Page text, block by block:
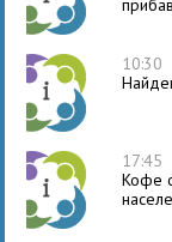
10:30
17:45
Кофе